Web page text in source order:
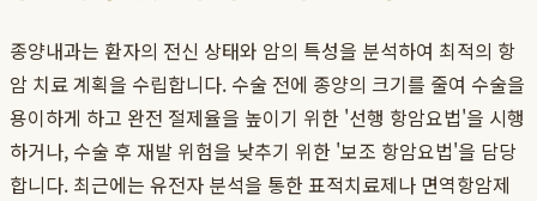
종양내과는 환자의 전신 상태와 암의 특성을 분석하여 최적의 항
암 치료 계획을 수립합니다. 수술 전에 종양의 크기를 줄여 수술을
용이하게 하고 완전 절제율을 높이기 위한 '선행 항암요법'을 시행
하거나, 수술 후 재발 위험을 낮추기 위한 '보조 항암요법'을 담당
합니다. 최근에는 유전자 분석을 통한 표적치료제나 면역항암제